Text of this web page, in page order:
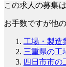
この求人の募集
お手数ですが他
工場・製造
三重県の工
四日市市の